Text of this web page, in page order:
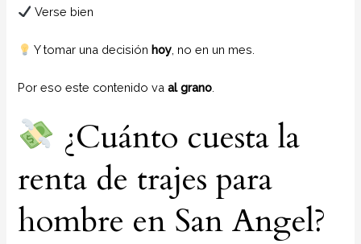
Verse bien
Y tomar una decisiónhoy , no en un mes.
Por eso este contenido vaal grano.
¿Cuánto cuesta la
renta de trajes para
hombre en San Angel?